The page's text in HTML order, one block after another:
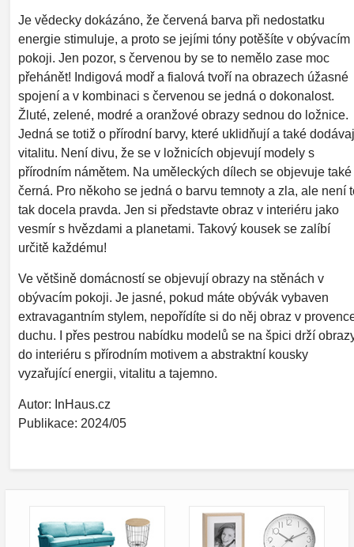
Je vědecky dokázáno, že červená barva při nedostatku
energie stimuluje, a proto se jejími tóny potěšíte v obývacím
pokoji. Jen pozor, s červenou by se to nemělo zase moc
přehánět! Indigová modř a fialová tvoří na obrazech úžasné
spojení a v kombinaci s červenou se jedná o dokonalost.
Žluté, zelené, modré a oranžové obrazy sednou do ložnice.
Jedná se totiž o přírodní barvy, které uklidňují a také
vitalitu. Není divu, že se v ložnicích objevují modely s
přírodním námětem. Na uměleckých dílech se objevuje také
černá. Pro někoho se jedná o barvu temnoty a zla, ale není
tak docela pravda. Jen si představte obraz v interiéru jako
vesmír s hvězdami a planetami. Takový kousek se zalíbí
určitě každému!
Ve většině domácností se objevují obrazy na stěnách v
obývacím pokoji. Je jasné, pokud máte obývák vybaven
extravagantním stylem, nepořídíte si do něj obraz v
duchu. I přes pestrou nabídku modelů se na špici drží
do interiéru s přírodním motivem a abstraktní kousky
vyzařující energii, vitalitu a tajemno.
Autor: InHaus.cz
Publikace: 2024/05